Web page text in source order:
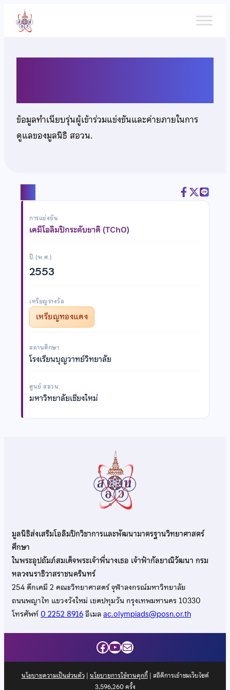
เนื้อหา
ข้อมูลทำเนียบรุ่นผู้เข้าร่วมแข่งขันและค่ายภายในการ
ดูแลของมูลนิธิ สอวน.
การแข่งขัน
เคมีโอลิมปิกระดับชาติ (TChO)
ปี (พ.ศ.)
2553
เหรียญรางวัล
เหรียญทองแดง
สถานศึกษา
โรงเรียนบุญวาทย์วิทยาลัย
ศูนย์ สอวน.
มหาวิทยาลัยเชียงใหม่
มูลนิธิส่งเสริมโอลิมปิกวิชาการและพัฒนามาตรฐานวิทยาศาสตร์
ศึกษา
ในพระอุปถัมภ์สมเด็จพระเจ้าพี่นางเธอ เจ้าฟ้ากัลยาณิวัฒนา กรม
หลวงนราธิวาสราชนครินทร์
254 ตึกเคมี 2 คณะวิทยาศาสตร์ จุฬาลงกรณ์มหาวิทยาลัย
ถนนพญาไท แขวงวังใหม่ เขตปทุมวัน กรุงเทพมหานคร 10330
โทรศัพท์0 2252 8916อีเมลac.olympiads@posn.or.th
Facebook
YouTube
Mail
นโยบายความเป็นส่วนตัว| นโยบายการใช้งานคุกกี้| สถิติการเข้าชมเว็บไซต์
3,596,260ครั้ง